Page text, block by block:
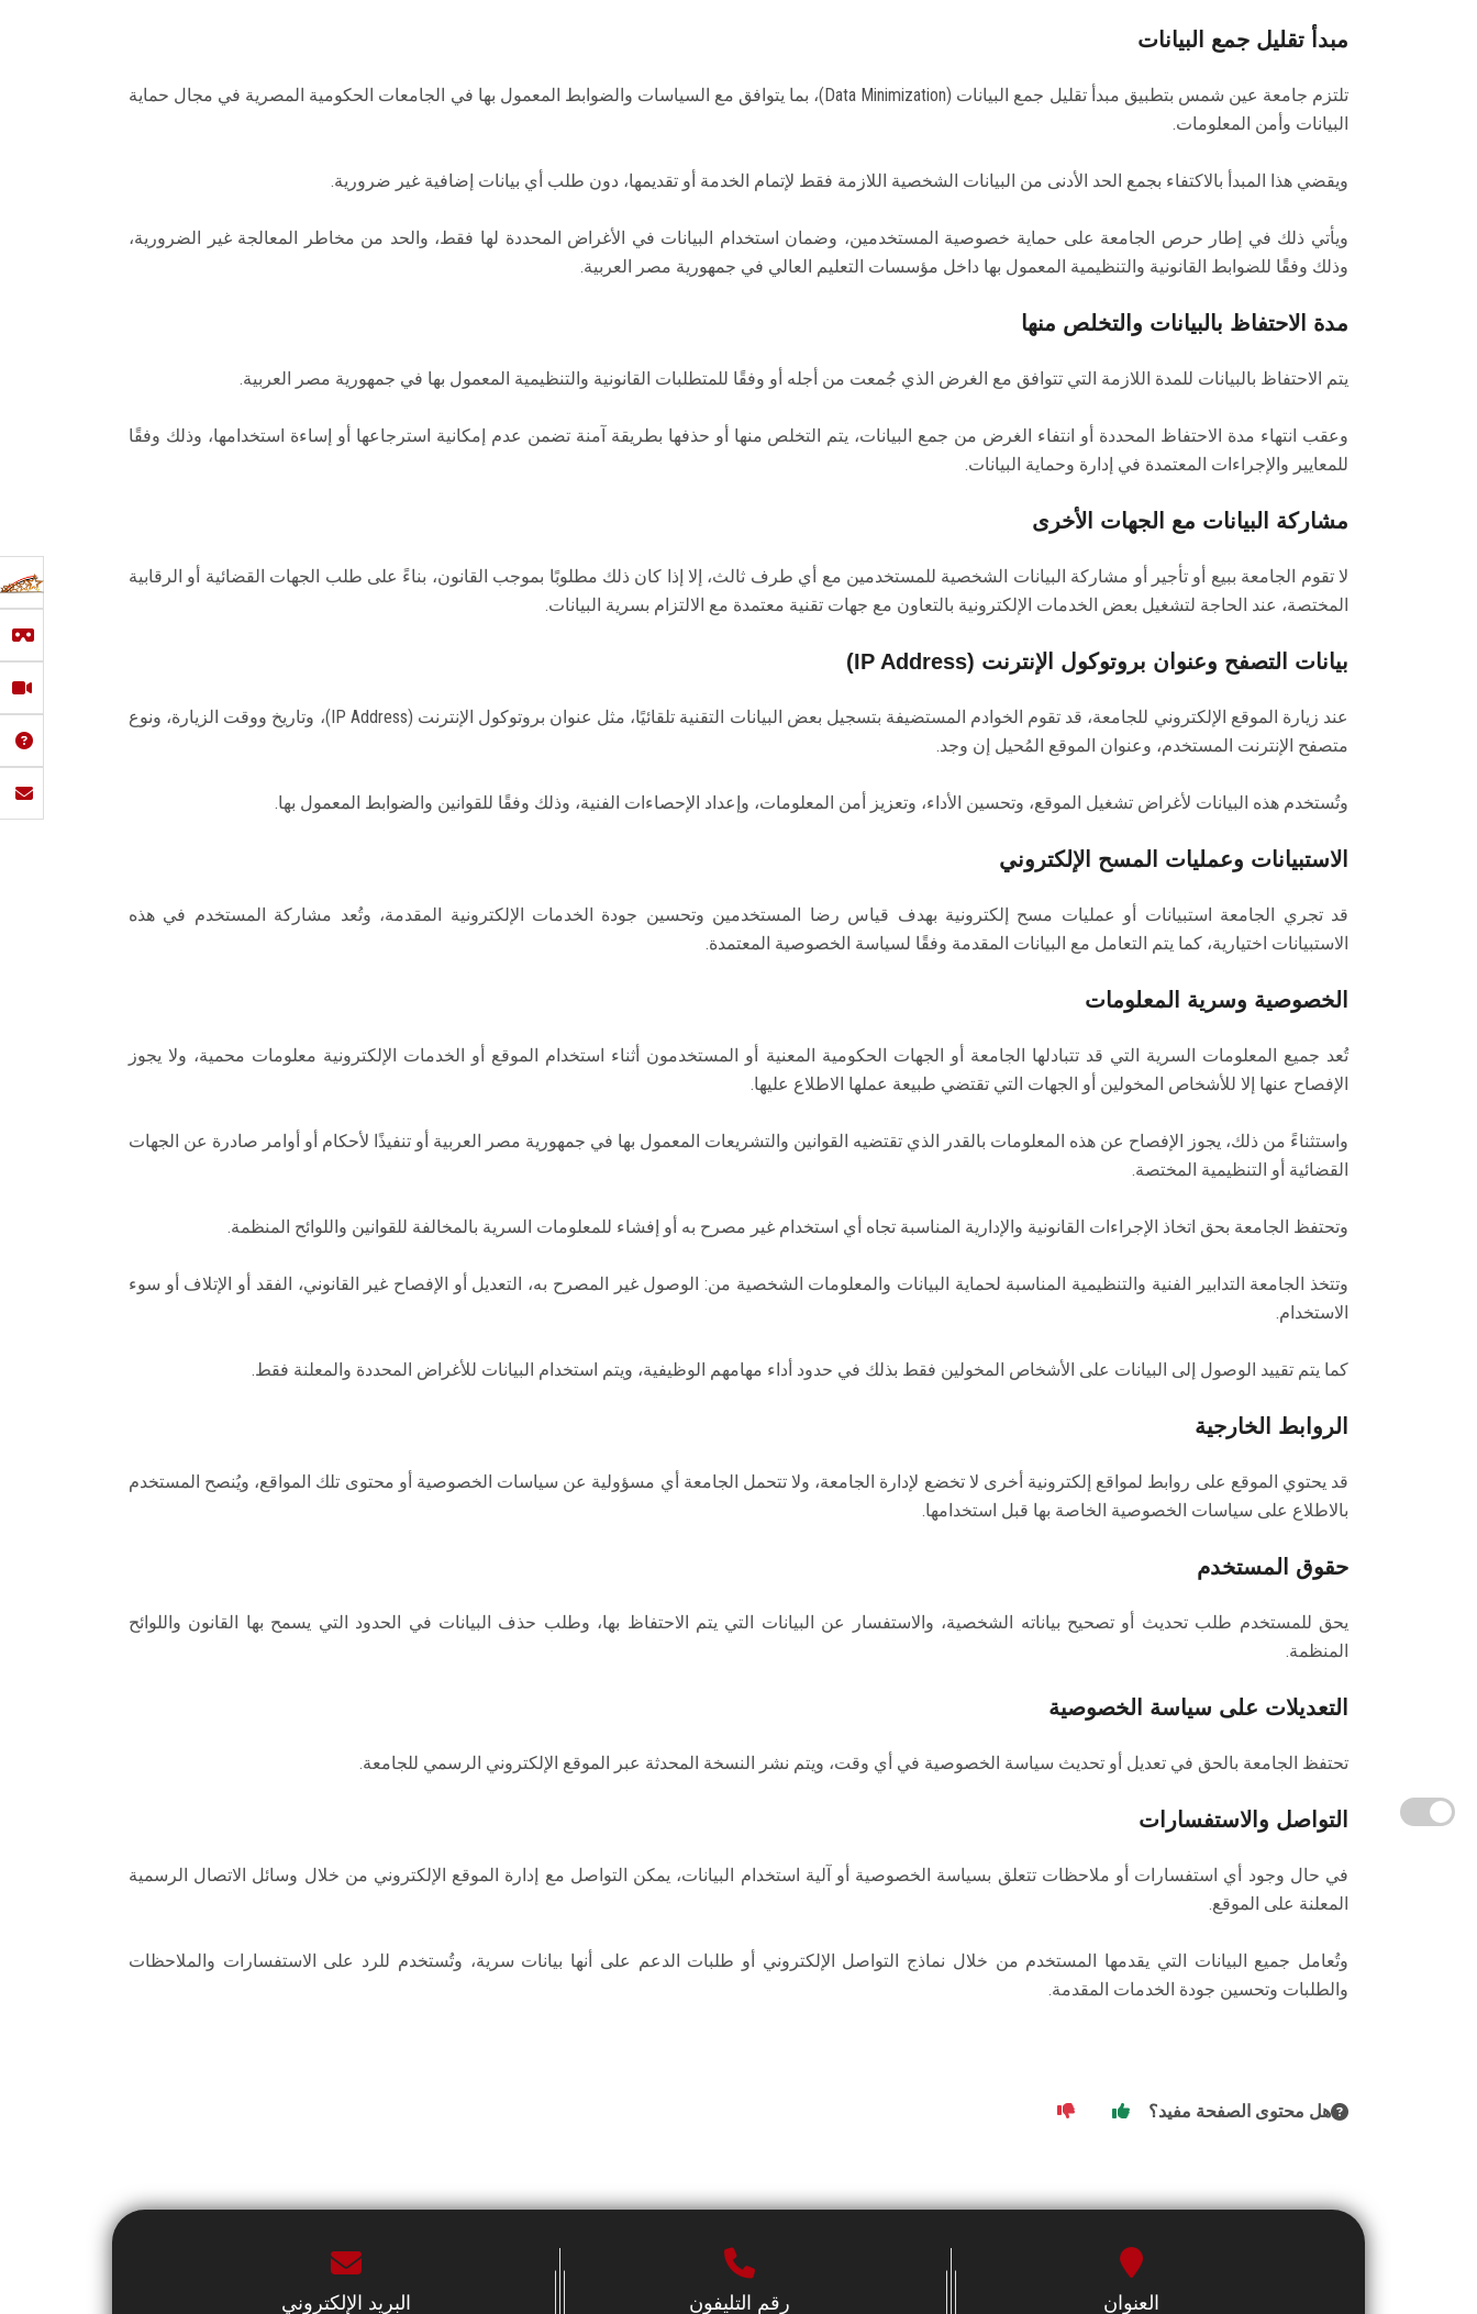
مبدأ تقليل جمع البيانات
تلتزم جامعة عين شمس بتطبيق مبدأ تقليل جمع البيانات (Data Minimization)، بما يتوافق مع السياسات والضوابط المعمول بها في الجامعات الحكومية المصرية في مجال حماية
البيانات وأمن المعلومات.
ويقضي هذا المبدأ بالاكتفاء بجمع الحد الأدنى من البيانات الشخصية اللازمة فقط لإتمام الخدمة أو تقديمها، دون طلب أي بيانات إضافية غير ضرورية.
ويأتي ذلك في إطار حرص الجامعة على حماية خصوصية المستخدمين، وضمان استخدام البيانات في الأغراض المحددة لها فقط، والحد من مخاطر المعالجة غير الضرورية،
وذلك وفقًا للضوابط القانونية والتنظيمية المعمول بها داخل مؤسسات التعليم العالي في جمهورية مصر العربية.
مدة الاحتفاظ بالبيانات والتخلص منها
يتم الاحتفاظ بالبيانات للمدة اللازمة التي تتوافق مع الغرض الذي جُمعت من أجله أو وفقًا للمتطلبات القانونية والتنظيمية المعمول بها في جمهورية مصر العربية.
وعقب انتهاء مدة الاحتفاظ المحددة أو انتفاء الغرض من جمع البيانات، يتم التخلص منها أو حذفها بطريقة آمنة تضمن عدم إمكانية استرجاعها أو إساءة استخدامها، وذلك وفقًا
للمعايير والإجراءات المعتمدة في إدارة وحماية البيانات.
مشاركة البيانات مع الجهات الأخرى
لا تقوم الجامعة ببيع أو تأجير أو مشاركة البيانات الشخصية للمستخدمين مع أي طرف ثالث، إلا إذا كان ذلك مطلوبًا بموجب القانون، بناءً على طلب الجهات القضائية أو الرقابية
المختصة، عند الحاجة لتشغيل بعض الخدمات الإلكترونية بالتعاون مع جهات تقنية معتمدة مع الالتزام بسرية البيانات.
بيانات التصفح وعنوان بروتوكول الإنترنت (IP Address)
عند زيارة الموقع الإلكتروني للجامعة، قد تقوم الخوادم المستضيفة بتسجيل بعض البيانات التقنية تلقائيًا، مثل عنوان بروتوكول الإنترنت (IP Address)، وتاريخ ووقت الزيارة، ونوع
متصفح الإنترنت المستخدم، وعنوان الموقع المُحيل إن وجد.
وتُستخدم هذه البيانات لأغراض تشغيل الموقع، وتحسين الأداء، وتعزيز أمن المعلومات، وإعداد الإحصاءات الفنية، وذلك وفقًا للقوانين والضوابط المعمول بها.
الاستبيانات وعمليات المسح الإلكتروني
قد تجري الجامعة استبيانات أو عمليات مسح إلكترونية بهدف قياس رضا المستخدمين وتحسين جودة الخدمات الإلكترونية المقدمة، وتُعد مشاركة المستخدم في هذه
الاستبيانات اختيارية، كما يتم التعامل مع البيانات المقدمة وفقًا لسياسة الخصوصية المعتمدة.
الخصوصية وسرية المعلومات
تُعد جميع المعلومات السرية التي قد تتبادلها الجامعة أو الجهات الحكومية المعنية أو المستخدمون أثناء استخدام الموقع أو الخدمات الإلكترونية معلومات محمية، ولا يجوز
الإفصاح عنها إلا للأشخاص المخولين أو الجهات التي تقتضي طبيعة عملها الاطلاع عليها.
واستثناءً من ذلك، يجوز الإفصاح عن هذه المعلومات بالقدر الذي تقتضيه القوانين والتشريعات المعمول بها في جمهورية مصر العربية أو تنفيذًا لأحكام أو أوامر صادرة عن الجهات
القضائية أو التنظيمية المختصة.
وتحتفظ الجامعة بحق اتخاذ الإجراءات القانونية والإدارية المناسبة تجاه أي استخدام غير مصرح به أو إفشاء للمعلومات السرية بالمخالفة للقوانين واللوائح المنظمة.
وتتخذ الجامعة التدابير الفنية والتنظيمية المناسبة لحماية البيانات والمعلومات الشخصية من: الوصول غير المصرح به، التعديل أو الإفصاح غير القانوني، الفقد أو الإتلاف أو سوء
الاستخدام.
كما يتم تقييد الوصول إلى البيانات على الأشخاص المخولين فقط بذلك في حدود أداء مهامهم الوظيفية، ويتم استخدام البيانات للأغراض المحددة والمعلنة فقط.
الروابط الخارجية
قد يحتوي الموقع على روابط لمواقع إلكترونية أخرى لا تخضع لإدارة الجامعة، ولا تتحمل الجامعة أي مسؤولية عن سياسات الخصوصية أو محتوى تلك المواقع، ويُنصح المستخدم
بالاطلاع على سياسات الخصوصية الخاصة بها قبل استخدامها.
حقوق المستخدم
يحق للمستخدم طلب تحديث أو تصحيح بياناته الشخصية، والاستفسار عن البيانات التي يتم الاحتفاظ بها، وطلب حذف البيانات في الحدود التي يسمح بها القانون واللوائح
المنظمة.
التعديلات على سياسة الخصوصية
تحتفظ الجامعة بالحق في تعديل أو تحديث سياسة الخصوصية في أي وقت، ويتم نشر النسخة المحدثة عبر الموقع الإلكتروني الرسمي للجامعة.
التواصل والاستفسارات
في حال وجود أي استفسارات أو ملاحظات تتعلق بسياسة الخصوصية أو آلية استخدام البيانات، يمكن التواصل مع إدارة الموقع الإلكتروني من خلال وسائل الاتصال الرسمية
المعلنة على الموقع.
وتُعامل جميع البيانات التي يقدمها المستخدم من خلال نماذج التواصل الإلكتروني أو طلبات الدعم على أنها بيانات سرية، وتُستخدم للرد على الاستفسارات والملاحظات
والطلبات وتحسين جودة الخدمات المقدمة.
هل محتوى الصفحة مفيد؟
العنوان رقم التليفون البريد الإلكتروني